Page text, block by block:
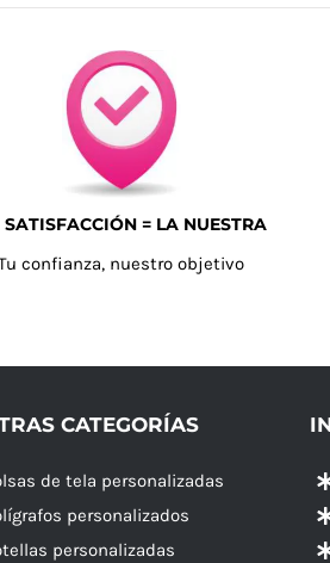
SATISFACCIÓN = LA NUESTRA
confianza, nuestro objetivo
CATEGORÍAS
de tela personalizadas
personalizados
personalizadas